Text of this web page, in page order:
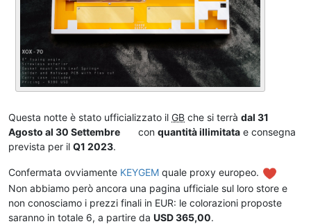
Questa notte è stato ufficializzato il GB che si terrà dal 31
Agosto al 30 Settembre
con quantità illimitatae consegna
prevista per il Q1 2023.
Confermata ovviamente KEYGEM quale proxy europeo.
Non abbiamo però ancora una pagina ufficiale sul loro store e
non conosciamo i prezzi finali in EUR: le colorazioni proposte
saranno in totale 6, a partire da USD 365,00.